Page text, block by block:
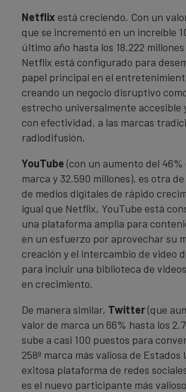
Netflix está creciendo. Con un
que se incrementó en un increíble
último año hasta los 18.222
Netflix está configurado para
papel principal en el
creando un negocio disruptivo
estrecho universalmente accesible
con efectividad, a las marcas
radiodifusión.
YouTube (con un aumento del 46%
marca y 32.590 millones), es otra
de medios digitales de rápido
igual que Netflix, YouTube está
una plataforma amplia para
en un esfuerzo por aprovechar su
creación y el intercambio de video
para incluir una biblioteca de
en crecimiento.
De manera similar, Twitter(que
valor de marca un 66% hasta los
sube a casi 100 puestos para
258ª marca más valiosa de Estados
exitosa plataforma de redes
es el nuevo participante más